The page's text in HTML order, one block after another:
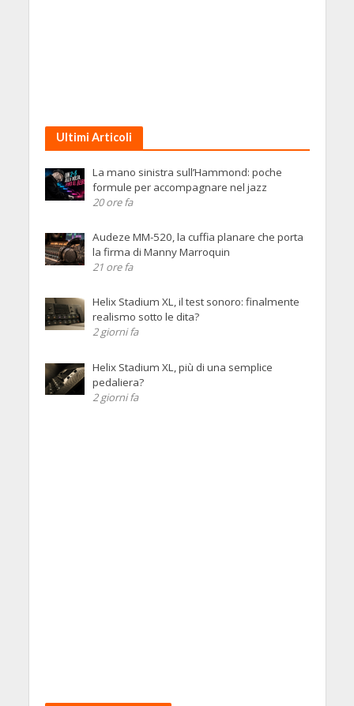
Ultimi Articoli
La mano sinistra sull’Hammond: poche
formule per accompagnare nel jazz
20 ore fa
Audeze MM-520, la cuffia planare che porta
la firma di Manny Marroquin
21 ore fa
Helix Stadium XL, il test sonoro: finalmente
realismo sotto le dita?
2 giorni fa
Helix Stadium XL, più di una semplice
pedaliera?
2 giorni fa